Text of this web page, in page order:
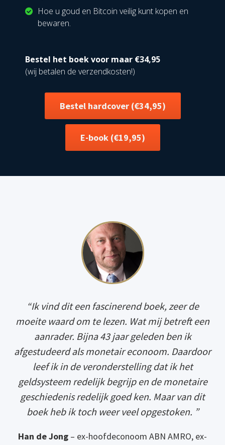
Hoe u goud en Bitcoin veilig kunt kopen en
bewaren.
Bestel het boek voor maar €34,95
(wij betalen de verzendkosten!)
Bestel hardcover (€34,95)
E-book (€19,95)
“Ik vind dit een fascinerend boek, zeer de
moeite waard om te lezen. Wat mij betreft een
aanrader. Bijna 43 jaar geleden ben ik
afgestudeerd als monetair econoom. Daardoor
leef ik in de veronderstelling dat ik het
geldsysteem redelijk begrijp en de monetaire
geschiedenis redelijk goed ken. Maar van dit
boek heb ik toch weer veel opgestoken. ”
Han de Jong – ex-hoofdeconoom ABN AMRO, ex-